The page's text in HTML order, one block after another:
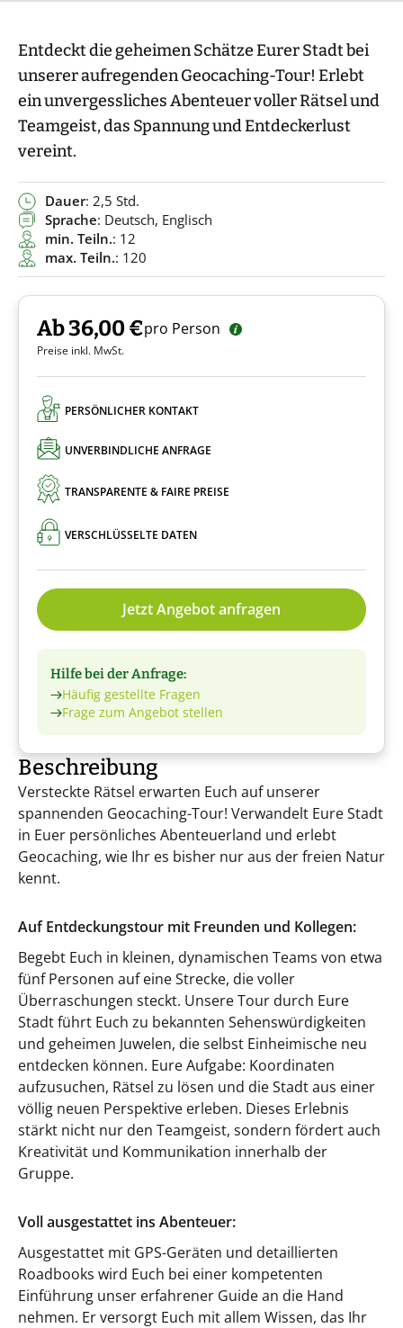
Entdeckt die geheimen Schätze Eurer Stadt bei
unserer aufregenden Geocaching-Tour! Erlebt
ein unvergessliches Abenteuer voller Rätsel und
Teamgeist, das Spannung und Entdeckerlust
vereint.
Dauer: 2,5 Std.
Sprache: Deutsch, Englisch
min. Teiln.: 12
max. Teiln.: 120
Ab 36,00 €pro Person
Preise inkl. MwSt.
PERSÖNLICHER KONTAKT
UNVERBINDLICHE ANFRAGE
TRANSPARENTE & FAIRE PREISE
VERSCHLÜSSELTE DATEN
Jetzt Angebot anfragen
Hilfe bei der Anfrage:
Häufig gestellte Fragen
Frage zum Angebot stellen
Beschreibung
Versteckte Rätsel erwarten Euch auf unserer
spannenden Geocaching-Tour! Verwandelt Eure Stadt
in Euer persönliches Abenteuerland und erlebt
Geocaching, wie Ihr es bisher nur aus der freien Natur
kennt.
Auf Entdeckungstour mit Freunden und Kollegen:
Begebt Euch in kleinen, dynamischen Teams von etwa
fünf Personen auf eine Strecke, die voller
Überraschungen steckt. Unsere Tour durch Eure
Stadt führt Euch zu bekannten Sehenswürdigkeiten
und geheimen Juwelen, die selbst Einheimische neu
entdecken können. Eure Aufgabe: Koordinaten
aufzusuchen, Rätsel zu lösen und die Stadt aus einer
völlig neuen Perspektive erleben. Dieses Erlebnis
stärkt nicht nur den Teamgeist, sondern fördert auch
Kreativität und Kommunikation innerhalb der
Gruppe.
Voll ausgestattet ins Abenteuer:
Ausgestattet mit GPS-Geräten und detaillierten
Roadbooks wird Euch bei einer kompetenten
Einführung unser erfahrener Guide an die Hand
nehmen. Er versorgt Euch mit allem Wissen, das Ihr